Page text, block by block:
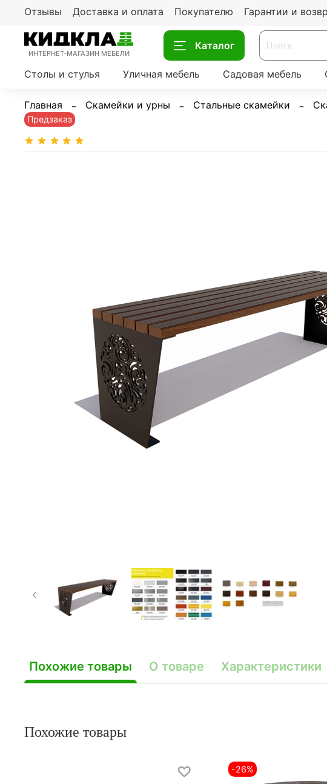
Отзывы Доставка и оплата Покупателю Гарантии и
ИНТЕРНЕТ-МАГАЗИН МЕБЕЛИ
Каталог
Столы и стулья Уличная мебель Садовая мебель
Главная Скамейки и урны Стальные скамейки
Предзаказ
Похожие товары О товаре Характеристики
Похожие товары
-26%